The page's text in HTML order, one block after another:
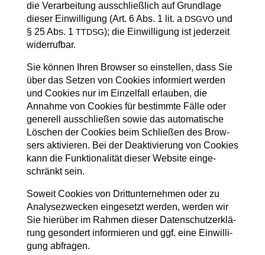
die Ver­ar­bei­tung aus­schließ­lich auf Grund­la­ge
die­ser Ein­wil­li­gung (Art. 6 Abs. 1 lit. a DSGVOund
§ 25 Abs. 1 TTDSG); die Ein­wil­li­gung ist jeder­zeit
widerrufbar.
Sie kön­nen Ihren Brow­ser so ein­stel­len, dass Sie
über das Set­zen von Coo­kies infor­miert wer­den
und Coo­kies nur im Ein­zel­fall erlau­ben, die
Annah­me von Coo­kies für bestimm­te Fäl­le oder
gene­rell aus­schlie­ßen sowie das auto­ma­ti­sche
Löschen der Coo­kies beim Schlie­ßen des Brow­
sers akti­vie­ren. Bei der Deak­ti­vie­rung von Coo­kies
kann die Funk­tio­na­li­tät die­ser Web­site ein­ge­
schränkt sein.
Soweit Coo­kies von Dritt­un­ter­neh­men oder zu
Ana­ly­se­zwe­cken ein­ge­setzt wer­den, wer­den wir
Sie hier­über im Rah­men die­ser Daten­schutz­er­klä­
rung geson­dert infor­mie­ren und ggf. eine Ein­wil­li­
gung abfragen.